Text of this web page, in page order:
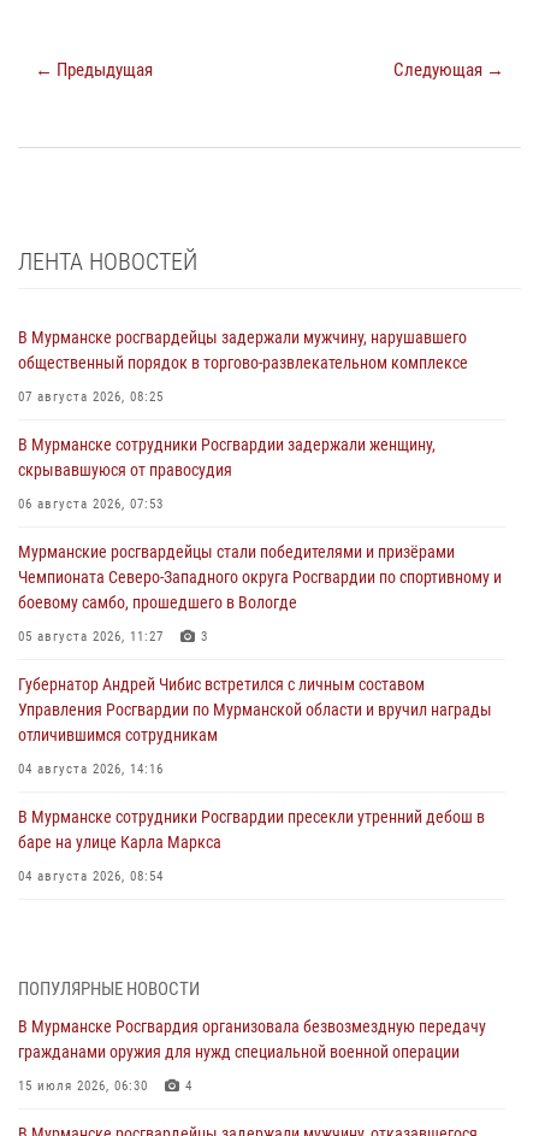
← Предыдущая Следующая →
ЛЕНТА НОВОСТЕЙ
В Мурманске росгвардейцы задержали мужчину, нарушавшего
общественный порядок в торгово-развлекательном комплексе
07 августа 2026, 08:25
В Мурманске сотрудники Росгвардии задержали женщину,
скрывавшуюся от правосудия
06 августа 2026, 07:53
Мурманские росгвардейцы стали победителями и призёрами
Чемпионата Северо-Западного округа Росгвардии по спортивному и
боевому самбо, прошедшего в Вологде
05 августа 2026, 11:27 3
Губернатор Андрей Чибис встретился с личным составом
Управления Росгвардии по Мурманской области и вручил награды
отличившимся сотрудникам
04 августа 2026, 14:16
В Мурманске сотрудники Росгвардии пресекли утренний дебош в
баре на улице Карла Маркса
04 августа 2026, 08:54
03 августа 2026, 12:23 4
Сотрудники вневедомственной охраны Росгвардии пресекли
хулиганские действия дебошира на автозаправочной станции
города Кандалакши
ПОПУЛЯРНЫЕ НОВОСТИ
В Мурманске Росгвардия организовала безвозмездную передачу
гражданами оружия для нужд специальной военной операции
15 июля 2026, 06:30 4